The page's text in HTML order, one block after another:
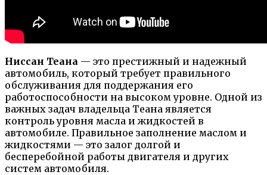
Ниссан Теана — это престижный и надежный
автомобиль, который требует правильного
обслуживания для поддержания его
работоспособности на высоком уровне. Одной из
важных задач владельца Теана является
контроль уровня масла и жидкостей в
автомобиле. Правильное заполнение маслом и
жидкостями — это залог долгой и
бесперебойной работы двигателя и других
систем автомобиля.